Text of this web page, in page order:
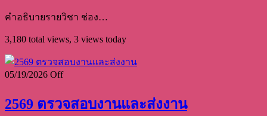
คำอธิบายรายวิชา ช่อง…
3,180 total views, 3 views today
05/19/2026 Off
2569 ตรวจสอบงานและส่งงาน